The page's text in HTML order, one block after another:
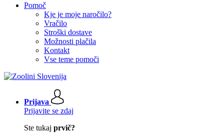
Pomoč
Kje je moje naročilo?
Vračilo
Stroški dostave
Možnosti plačila
Kontakt
Vse teme pomoči
Prijava
Prijavite se zdaj
Ste tukaj prvič?